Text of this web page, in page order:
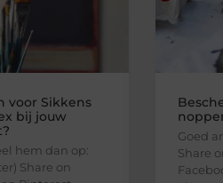
voor Sikkens
bij jouw
hem dan op:
Share on
Goed
Share